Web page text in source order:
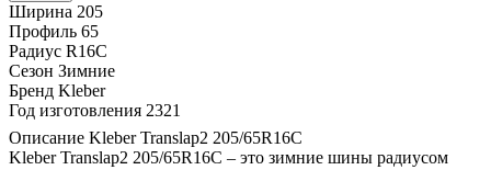
Ширина 205
Профиль 65
Радиус R16C
Сезон Зимние
Бренд Kleber
Год изготовления 2321
Описание Kleber Translap2 205/65R16C
Kleber Translap2 205/65R16C – это зимние шины радиусом